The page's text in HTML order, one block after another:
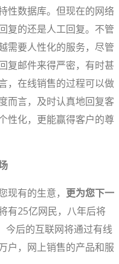
性数据库。但现在的网络
复的还是人工回复。不管
需要人性化的服务，尽管
复邮件来得严密，有时甚
，在线销售的过程可以做
而言，及时认真地回复客
性化，更能赢得客户的尊
有的生意， 更为您下一
有25亿网民，八年后将
今后的互联网将通过有线
户，网上销售的产品和服